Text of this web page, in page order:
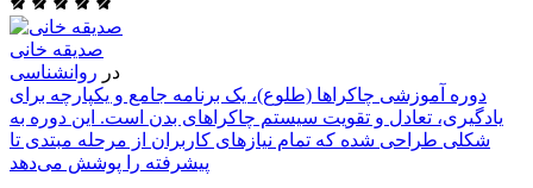
صدیقه خانی
در روانشناسی
دوره آموزشی چاکراها (طلوع)، یک برنامه جامع و یکپارچه برای
یادگیری، تعادل و تقویت سیستم چاکراهای بدن است. این دوره به
شکلی طراحی شده که تمام نیازهای کاربران از مرحله مبتدی تا
پیشرفته را پوشش می‌دهد